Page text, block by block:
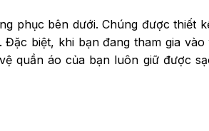
phục bên dưới. Chúng được thiết
biệt, khi bạn đang tham gia vào
quần áo của bạn luôn giữ được